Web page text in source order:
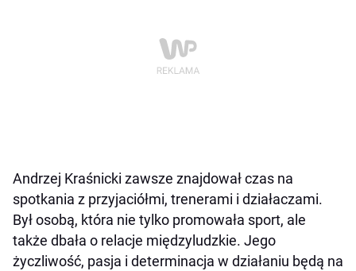
Andrzej Kraśnicki zawsze znajdował czas na
spotkania z przyjaciółmi, trenerami i działaczami.
Był osobą, która nie tylko promowała sport, ale
także dbała o relacje międzyludzkie. Jego
życzliwość, pasja i determinacja w działaniu będą na